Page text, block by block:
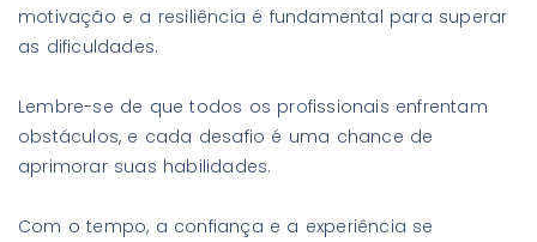
motivação e a resiliência é fundamental para superar
as dificuldades.
Lembre-se de que todos os profissionais enfrentam
obstáculos, e cada desafio é uma chance de
aprimorar suas habilidades.
Com o tempo, a confiança e a experiência se